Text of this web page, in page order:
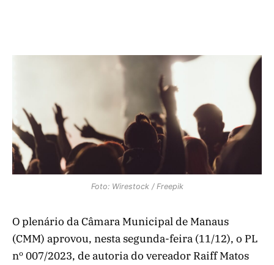
Foto: Wirestock / Freepik
O plenário da Câmara Municipal de Manaus
(CMM) aprovou, nesta segunda-feira (11/12), o PL
nº 007/2023, de autoria do vereador Raiff Matos